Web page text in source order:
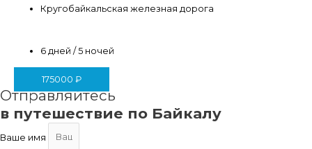
Кругобайкальская железная дорога
6 дней / 5 ночей
175000 ₽
Отправляйтесь
в путешествие по Байкалу
Ваше имя